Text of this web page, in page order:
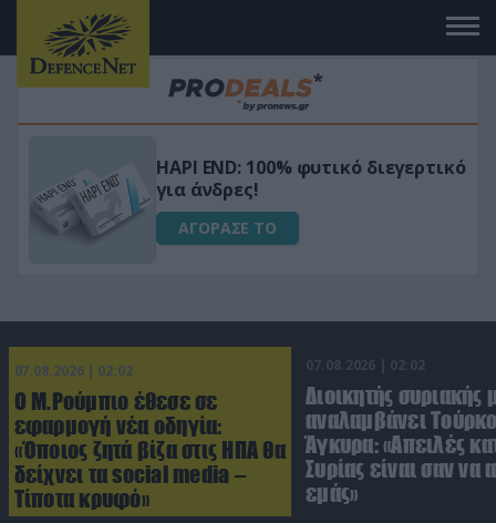
Μεταμόρφωσε τον κήπο σου με το
Ultra Box Μίνι Αλυσοπρίονο με
μπαταρία λιθίου
ΑΓΟΡΑΣΕ ΤΟ
07.08.2026 | 02:02
Ο Μ.Ρούμπιο έθεσε σε
εφαρμογή νέα οδηγία:
«Όποιος ζητά βίζα στις ΗΠΑ θα
δείχνει τα social media –
Τίποτα κρυφό»
07.08.2026 | 02:02
Διοικητής συριακής
αναλαμβάνει
Άγκυρα: «Απειλές
Συρίας είναι σαν να
εμάς»